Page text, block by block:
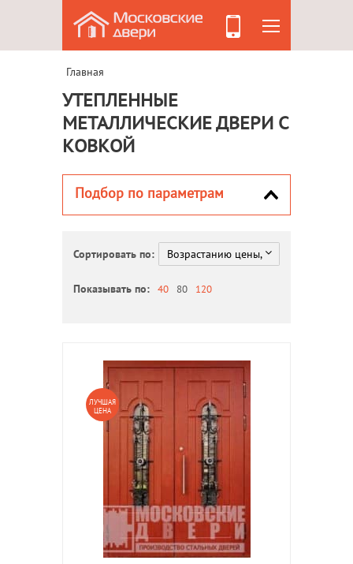
Главная
УТЕПЛЕННЫЕ
МЕТАЛЛИЧЕСКИЕ ДВЕРИ С
КОВКОЙ
Подбор по параметрам
Сортировать по:
Показывать по: 40 80 120
ЛУЧШАЯ
ЦЕНА